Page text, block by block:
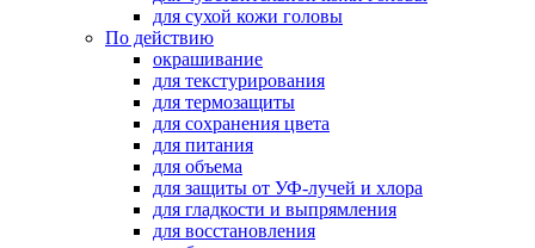
для сухой кожи головы
По действию
окрашивание
для текстурирования
для термозащиты
для сохранения цвета
для питания
для объема
для защиты от УФ-лучей и хлора
для гладкости и выпрямления
для восстановления